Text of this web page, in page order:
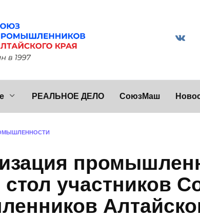
РЕАЛЬНОЕ ДЕЛО СоюзМаш
стол участников